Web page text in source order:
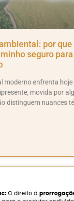
por
seguro
moderno enfrenta hoje
movida por
distinguem nuances